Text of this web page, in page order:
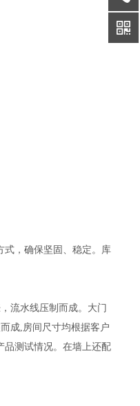
式，确保坚固、稳定。库
流水线压制而成。大门
成,房间尺寸均根据客户
品测试情况。在墙上还配